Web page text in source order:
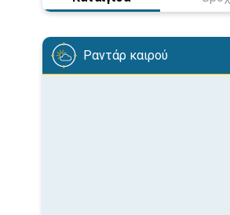
Ραντάρ καιρού